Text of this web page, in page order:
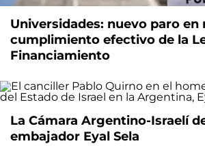
Universidades: nuevo paro en
cumplimiento efectivo de la
Financiamiento
La Cámara Argentino-Israelí
embajador Eyal Sela